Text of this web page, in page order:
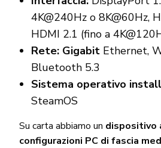
4K@240Hz o 8K@60Hz,
HDMI 2.1 (fino a
Rete: Gigabit Ethernet,
Bluetooth 5.3
Sistema operativo
SteamOS
Su carta abbiamo un dispositivo
configurazioni PC di fascia